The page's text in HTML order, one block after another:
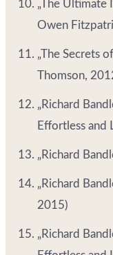
„The Ultimate
Owen
„The Secrets
Thomson,
„Richard
Effortless and
„Richard
„Richard
2015)
„Richard